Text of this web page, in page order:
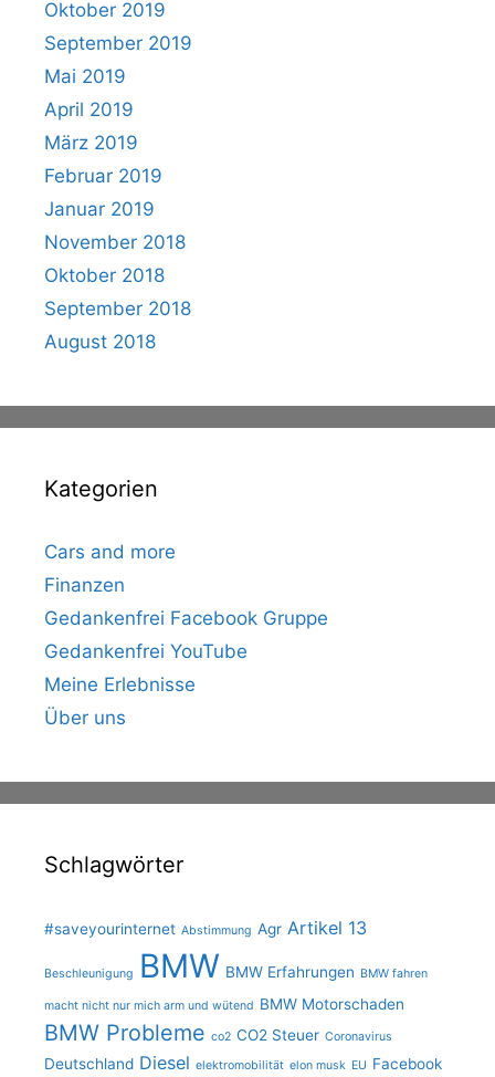
Oktober 2019
September 2019
Mai 2019
April 2019
März 2019
Februar 2019
Januar 2019
November 2018
Oktober 2018
September 2018
August 2018
Kategorien
Cars and more
Finanzen
Gedankenfrei Facebook Gruppe
Gedankenfrei YouTube
Meine Erlebnisse
Über uns
Schlagwörter
#saveyourinternet Abstimmung Agr Artikel 13
Beschleunigung BMW BMW Erfahrungen BMW fahren
macht nicht nur mich arm und wütend BMW Motorschaden
BMW Probleme co2 CO2 Steuer Coronavirus
Deutschland Diesel elektromobilität elon musk EU Facebook